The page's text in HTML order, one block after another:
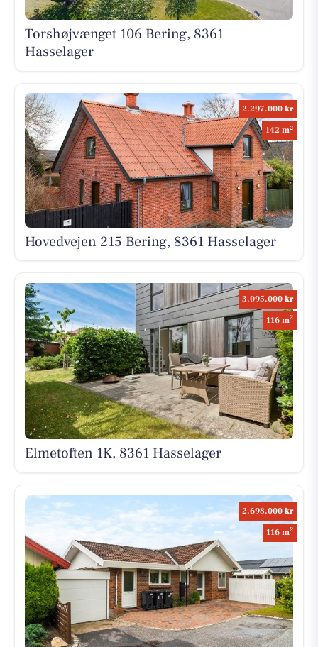
Torshøjvænget 106 Bering, 8361
Hasselager
2.297.000 kr
142 m2
Hovedvejen 215 Bering, 8361 Hasselager
3.095.000 kr
116 m2
Elmetoften 1K, 8361 Hasselager
2.698.000 kr
116 m2